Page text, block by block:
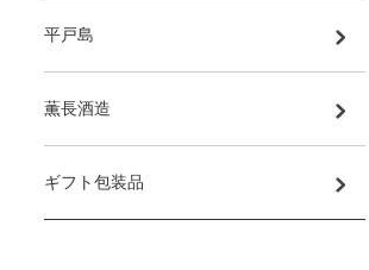
平戸島
薫長酒造
ギフト包装品